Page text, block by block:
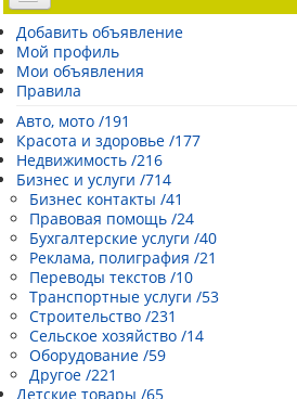
Доска объявлений
Погода Эстонии
Открытки
Каталог сайтов
| Регистрация |
Добавить объявление
Мой профиль
Мои объявления
Правила
Авто, мото /191
Красота и здоровье /177
Недвижимость /216
Бизнес и услуги /714
Бизнес контакты /41
Правовая помощь /24
Бухгалтерские услуги /40
Реклама, полиграфия /21
Переводы текстов /10
Транспортные услуги /53
Строительство /231
Сельское хозяйство /14
Оборудование /59
Другое /221
Детские товары /65